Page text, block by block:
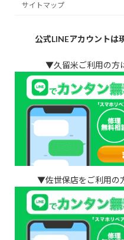
サイトマップ
公式LINEアカウントは
▼久留米ご利用の方
▼佐世保店をご利用の